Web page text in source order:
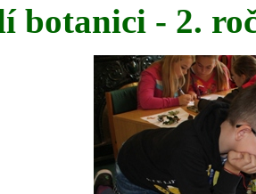
botanici - 2.